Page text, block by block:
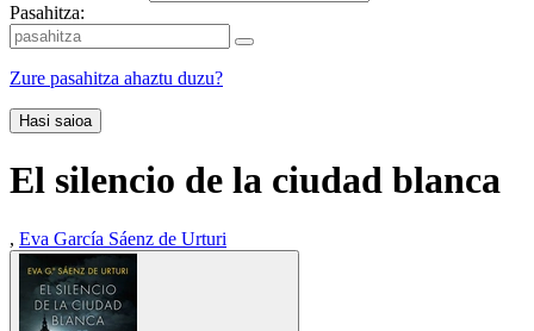
Pasahitza:
Zure pasahitza ahaztu duzu?
Hasi saioa
El silencio de la ciudad blanca
, Eva García Sáenz de Urturi